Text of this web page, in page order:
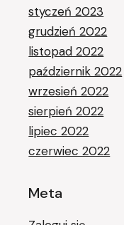
styczeń 2023
grudzień 2022
listopad 2022
październik 2022
wrzesień 2022
sierpień 2022
lipiec 2022
czerwiec 2022
Meta